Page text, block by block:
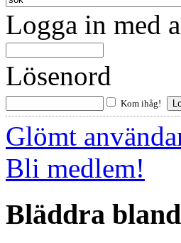
Logga in med
Lösenord
Kom ihåg!
Glömt
Bli medlem!
Bläddra